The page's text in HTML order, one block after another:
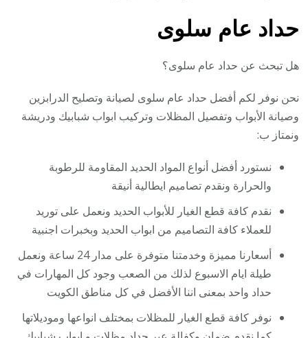
حداد عام سلوى
هل تبحث عن حداد عام سلوى؟
نحن نوفر لكم أفضل حداد عام سلوى لصيانة وتصليح الدرابزين
وصيانة الأبواب وتفصيل المظلات وتركيب ابواب شبابيك ودريشة
ونمتاز ب:
نستورد أفضل أنواع المواد الحديد المقاومة للرطوبة
والحرارة ونقدم تصاميم ايطالية أنيقة
نقدم كافة قطع الغيار للأبواب الحديد ونعمل على توريد
للعملاء كافة التصاميم من ابواب الحديد وبخبرات اجنبية
أسعارنا مميزة وخدمتنا متوفرة على مدار 24 ساعة ونعمل
طيلة ايام الاسبوع لذلك من الصعب وجود كل المهارات في
حداد واحد بمعنى اننا الأفضل في كل مناطق الكويت
نوفر كافة قطع الغيار للمظلات بمختلف انواعها وموديلاتها